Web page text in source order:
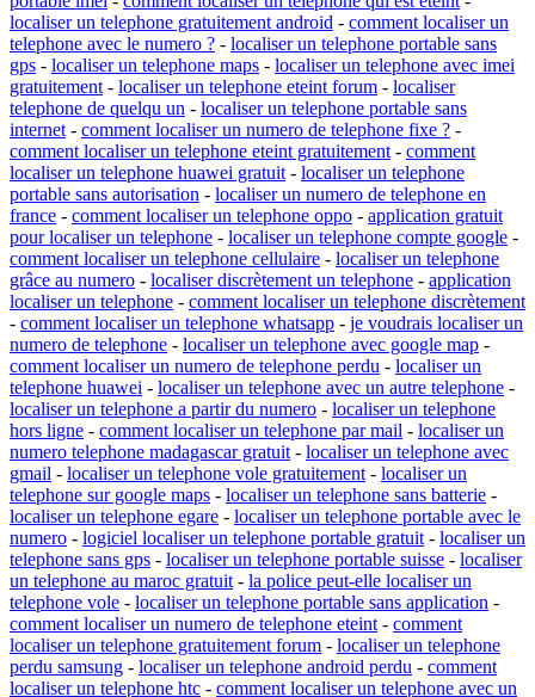
localiser un telephone gratuitement android - comment localiser un
telephone avec le numero ? - localiser un telephone portable sans
gps - localiser un telephone maps - localiser un telephone avec imei
gratuitement - localiser un telephone eteint forum - localiser
telephone de quelqu un - localiser un telephone portable sans
internet - comment localiser un numero de telephone fixe ? -
comment localiser un telephone eteint gratuitement - comment
localiser un telephone huawei gratuit - localiser un telephone
portable sans autorisation - localiser un numero de telephone en
france - comment localiser un telephone oppo - application gratuit
pour localiser un telephone - localiser un telephone compte google -
comment localiser un telephone cellulaire - localiser un telephone
grâce au numero - localiser discrètement un telephone - application
localiser un telephone - comment localiser un telephone discrètement
- comment localiser un telephone whatsapp - je voudrais localiser un
numero de telephone - localiser un telephone avec google map -
comment localiser un numero de telephone perdu - localiser un
telephone huawei - localiser un telephone avec un autre telephone -
localiser un telephone a partir du numero - localiser un telephone
hors ligne - comment localiser un telephone par mail - localiser un
numero telephone madagascar gratuit - localiser un telephone avec
gmail - localiser un telephone vole gratuitement - localiser un
telephone sur google maps - localiser un telephone sans batterie -
localiser un telephone egare - localiser un telephone portable avec le
numero - logiciel localiser un telephone portable gratuit - localiser un
telephone sans gps - localiser un telephone portable suisse - localiser
un telephone au maroc gratuit - la police peut-elle localiser un
telephone vole - localiser un telephone portable sans application -
comment localiser un numero de telephone eteint - comment
localiser un telephone gratuitement forum - localiser un telephone
perdu samsung - localiser un telephone android perdu - comment
localiser un telephone htc - comment localiser un telephone avec un